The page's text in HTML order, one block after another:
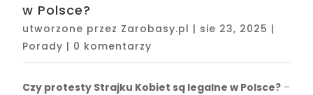
w Polsce?
utworzone przez Zarobasy.pl | sie 23, 2025 |
Porady | 0 komentarzy
Czy protesty Strajku Kobiet są legalne w Polsce? –